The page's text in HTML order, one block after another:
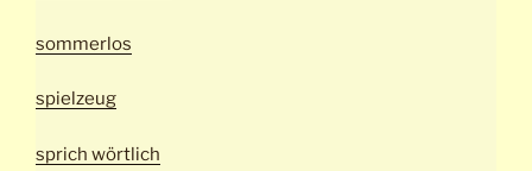
sommerlos
spielzeug
sprich wörtlich